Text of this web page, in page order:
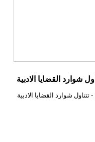
شوارد القضايا الادبية
شوارد القضايا الادبية